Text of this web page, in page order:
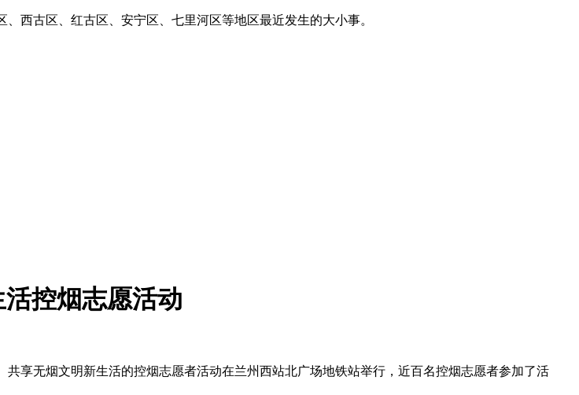
西古区、红古区、安宁区、七里河区等地区最近发生的大小事。
活控烟志愿活动
享无烟文明新生活的控烟志愿者活动在兰州西站北广场地铁站举行，近百名控烟志愿者参加了活